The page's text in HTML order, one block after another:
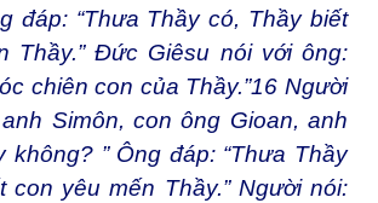
đáp: “Thưa Thầy có, Thầy biết
Thầy.” Đức Giêsu nói với ông:
chiên con của Thầy.”16 Người
Simôn, con ông Gioan, anh
không? ” Ông đáp: “Thưa Thầy
con yêu mến Thầy.” Người nói: